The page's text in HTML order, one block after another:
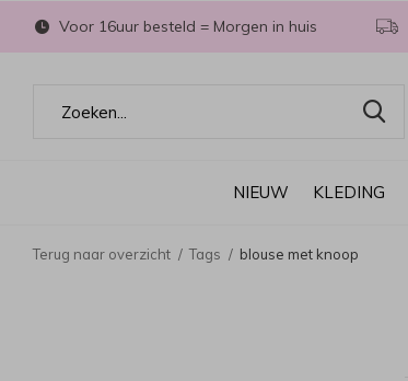
NIEUW KLEDING
Voor 16uur besteld = Morgen in huis
Terug naar overzicht Tags blouse met knoop